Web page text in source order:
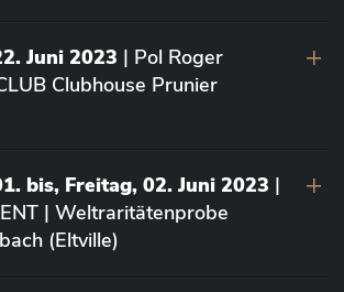
Juni 2023 | Pol Roger
Clubhouse Prunier
bis, Freitag, 02. Juni 2023 |
| Weltraritätenprobe
(Eltville)